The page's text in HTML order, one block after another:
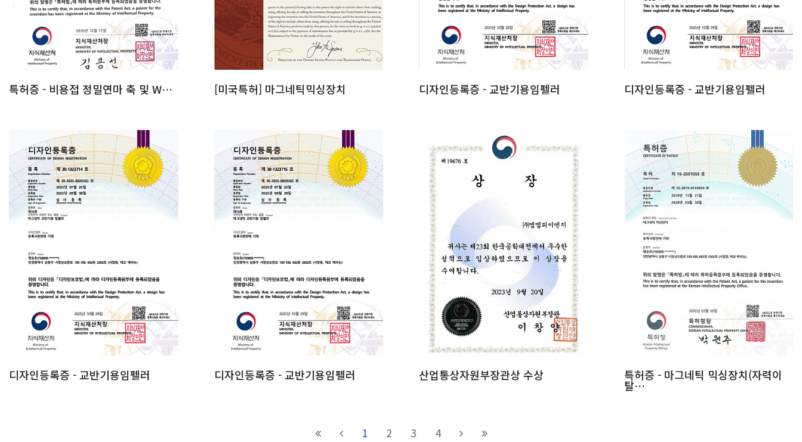
특허증 - 비용접 정밀연마 축 및 W… [미국특허] 마그네틱믹싱장치 디자인등록증 - 교반기용임펠러 디자인등록증 - 교반기용임펠러
디자인등록증 - 교반기용임펠러 디자인등록증 - 교반기용임펠러 산업통상자원부장관상 수상 특허증 - 마그네틱 믹싱장치(자력이
탈…
1 2 3 4